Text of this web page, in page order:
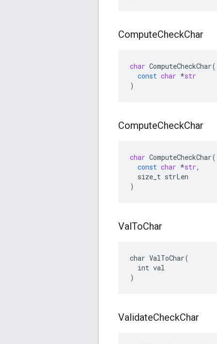
ComputeCheckChar
char ComputeCheckChar(
const char *str
)
ComputeCheckChar
char ComputeCheckChar(
const char *str,
size_t strLen
)
ValToChar
char ValToChar(
  int val
)
ValidateCheckChar